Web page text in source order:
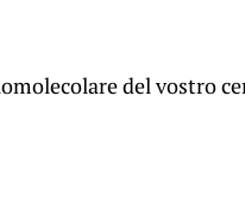
del vostro